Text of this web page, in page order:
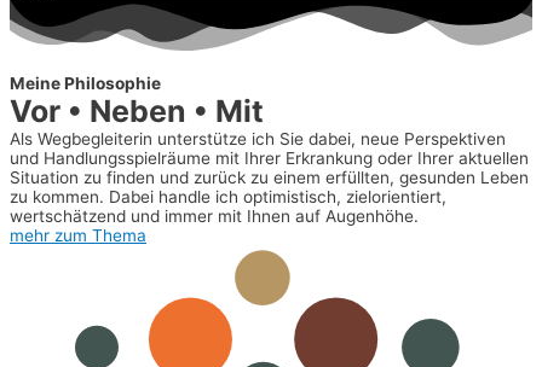
Meine Philosophie
Vor • Neben • Mit
Als Wegbegleiterin unterstütze ich Sie dabei, neue Perspektiven
und Handlungsspielräume mit Ihrer Erkrankung oder Ihrer aktuellen
Situation zu finden und zurück zu einem erfüllten, gesunden Leben
zu kommen. Dabei handle ich optimistisch, zielorientiert,
wertschätzend und immer mit Ihnen auf Augenhöhe.
mehr zum Thema